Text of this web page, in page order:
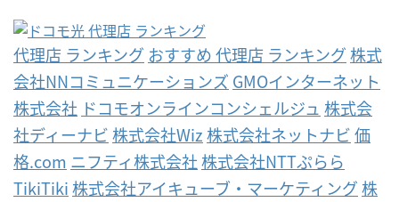
代理店 ランキング おすすめ 代理店 ランキング株式
会社NNコミュニケーションズ GMOインターネット
株式会社 ドコモオンラインコンシェルジュ 株式会
社ディーナビ株式会社Wiz株式会社ネットナビ価
格.com ニフティ株式会社株式会社NTTぷらら
TikiTiki株式会社アイキューブ・マーケティング株